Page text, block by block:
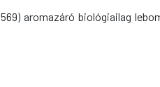
aromazáró biológiailag